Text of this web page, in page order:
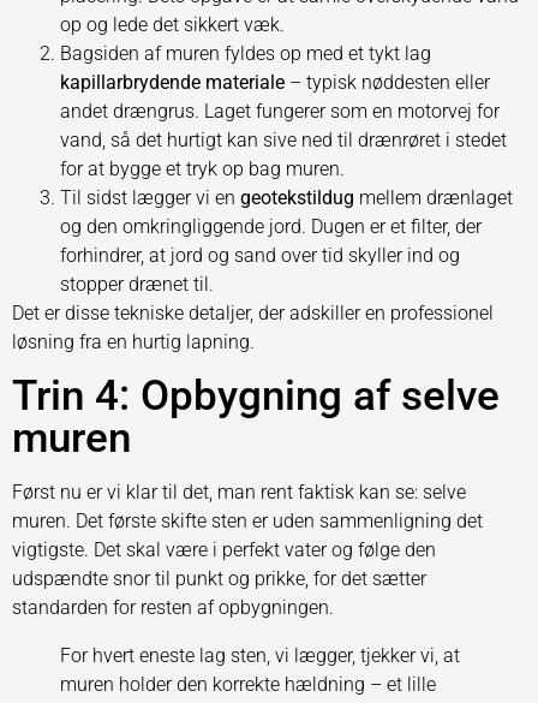
op og lede det sikkert væk.
Bagsiden af muren fyldes op med et tykt lag
kapillarbrydende materiale – typisk nøddesten eller
andet drængrus. Laget fungerer som en motorvej for
vand, så det hurtigt kan sive ned til drænrøret i stedet
for at bygge et tryk op bag muren.
Til sidst lægger vi en geotekstildug mellem drænlaget
og den omkringliggende jord. Dugen er et filter, der
forhindrer, at jord og sand over tid skyller ind og
stopper drænet til.
Det er disse tekniske detaljer, der adskiller en professionel
løsning fra en hurtig lapning.
Trin 4: Opbygning af selve
muren
Først nu er vi klar til det, man rent faktisk kan se: selve
muren. Det første skifte sten er uden sammenligning det
vigtigste. Det skal være i perfekt vater og følge den
udspændte snor til punkt og prikke, for det sætter
standarden for resten af opbygningen.
For hvert eneste lag sten, vi lægger, tjekker vi, at
muren holder den korrekte hældning – et lille